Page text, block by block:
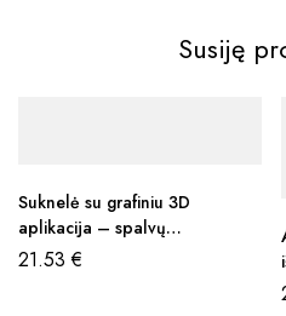
Susiję
Suknelė su grafiniu 3D
aplikacija – spalvų
pasirinkimas
21.53€